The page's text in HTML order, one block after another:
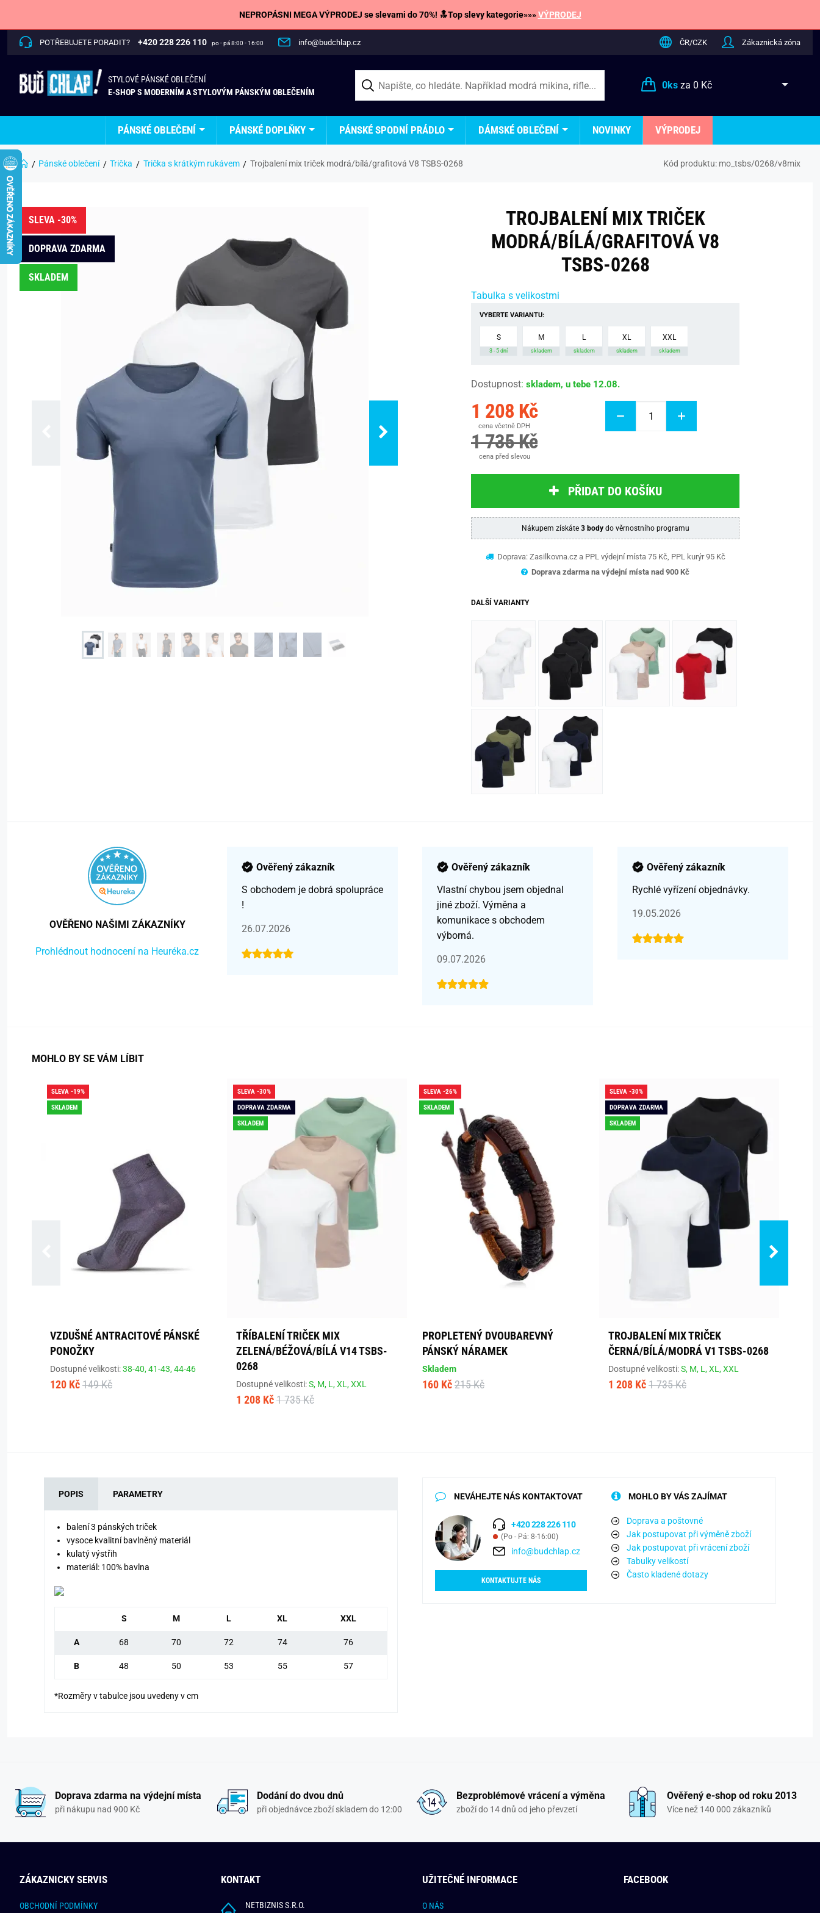
NEPROPÁSNI MEGA VÝPRODEJ se slevami do 70%! 🔝Top slevy kategorie»»»VÝPRODEJ
POTŘEBUJETE PORADIT? +420 228 226 110 po - pá 8:00 - 16:00 info@budchlap.cz ČR/CZK Zákaznická zóna
STYLOVÉ PÁNSKÉ OBLEČENÍ
E-SHOP S MODERNÍM A STYLOVÝM PÁNSKÝM OBLEČENÍM
0ksza 0 Kč
PÁNSKÉ OBLEČENÍ PÁNSKÉ DOPLŇKY PÁNSKÉ SPODNÍ PRÁDLO DÁMSKÉ OBLEČENÍ NOVINKY VÝPRODEJ
Pánské oblečení Trička Trička s krátkým rukávem Trojbalení mix triček modrá/bílá/grafitová V8 TSBS-0268 Kód produktu: mo_tsbs/0268/v8mix
SLEVA -30%
DOPRAVA ZDARMA
SKLADEM
TROJBALENÍ MIX TRIČEK
MODRÁ/BÍLÁ/GRAFITOVÁ V8
TSBS-0268
Tabulka s velikostmi
VYBERTE VARIANTU:
S
3 - 5 dní
M
skladem
L
skladem
XL
skladem
XXL
skladem
Dostupnost: skladem, u tebe 12.08.
1 208 Kč
cena včetně DPH
1 735 Kč
cena před slevou
PŘIDAT DO KOŠÍKU
Nákupem získáte 3 bodydo věrnostního programu
Doprava: Zasilkovna.cz a PPL výdejní místa 75 Kč, PPL kurýr 95 Kč
Doprava zdarma na výdejní místa nad 900 Kč
DALŠÍ VARIANTY
OVĚŘENO NAŠIMI ZÁKAZNÍKY
Prohlédnout hodnocení na Heuréka.cz
Ověřený zákazník
S obchodem je dobrá spolupráce
!
26.07.2026
Ověřený zákazník
Vlastní chybou jsem objednal
jiné zboží. Výměna a
komunikace s obchodem
výborná.
09.07.2026
Ověřený zákazník
Rychlé vyřízení objednávky.
19.05.2026
MOHLO BY SE VÁM LÍBIT
SLEVA -19%
SKLADEM
VZDUŠNÉ ANTRACITOVÉ PÁNSKÉ
PONOŽKY
Dostupné velikosti:38-40,41-43,44-46
120 Kč 149 Kč
SLEVA -30%
DOPRAVA ZDARMA
SKLADEM
TŘÍBALENÍ TRIČEK MIX
ZELENÁ/BÉŽOVÁ/BÍLÁ V14 TSBS-
0268
Dostupné velikosti:S, M, L,XL,XXL
1 208 Kč 1 735 Kč
SLEVA -26%
SKLADEM
PROPLETENÝ DVOUBAREVNÝ
PÁNSKÝ NÁRAMEK
Skladem
160 Kč 215 Kč
SLEVA -30%
DOPRAVA ZDARMA
SKLADEM
TROJBALENÍ MIX TRIČEK
ČERNÁ/BÍLÁ/MODRÁ V1 TSBS-0268
Dostupné velikosti:S, M, L,XL,XXL
1 208 Kč 1 735 Kč
POPIS PARAMETRY
balení 3 pánských triček
vysoce kvalitní bavlněný materiál
kulatý výstřih
materiál: 100% bavlna
S M L XL XXL
A 68 70 72 74 76
B 48 50 53 55 57
*Rozměry v tabulce jsou uvedeny v cm
NEVÁHEJTE NÁS KONTAKTOVAT
+420 228 226 110
(Po - Pá: 8-16:00)
info@budchlap.cz
KONTAKTUJTE NÁS
MOHLO BY VÁS ZAJÍMAT
Doprava a poštovné
Jak postupovat při výměně zboží
Jak postupovat při vrácení zboží
Tabulky velikostí
Často kladené dotazy
Doprava zdarma na výdejní místa
při nákupu nad 900 Kč
Dodání do dvou dnů
při objednávce zboží skladem do 12:00
Bezproblémové vrácení a výměna
zboží do 14 dnů od jeho převzetí
Ověřený e-shop od roku 2013
Více než 140 000 zákazníků
ZÁKAZNICKY SERVIS
OBCHODNÍ PODMÍNKY
KONTAKT
NETBIZNIS S.R.O.
UŽITEČNÉ INFORMACE
O NÁS
FACEBOOK